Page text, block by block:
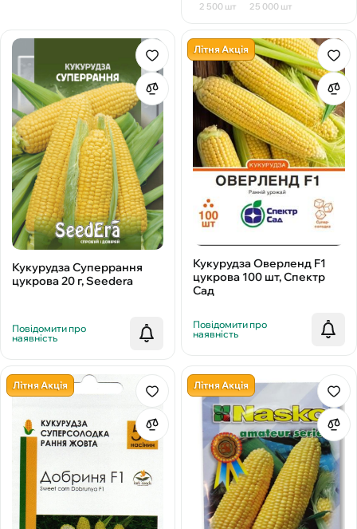
2 500 шт
25 000 шт
Кукурудза Суперрання
цукрова 20 г, Seedera
Повідомити про
наявність
Літня Акція
Кукурудза Оверленд F1
цукрова 100 шт, Спектр
Сад
Повідомити про
наявність
Літня Акція Літня Акція